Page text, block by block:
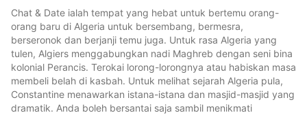
Chat & Date ialah tempat yang hebat untuk bertemu orang-
orang baru di Algeria untuk bersembang, bermesra,
berseronok dan berjanji temu juga. Untuk rasa Algeria yang
tulen, Algiers menggabungkan nadi Maghreb dengan seni bina
kolonial Perancis. Terokai lorong-lorongnya atau habiskan masa
membeli belah di kasbah. Untuk melihat sejarah Algeria pula,
Constantine menawarkan istana-istana dan masjid-masjid yang
dramatik. Anda boleh bersantai saja sambil menikmati